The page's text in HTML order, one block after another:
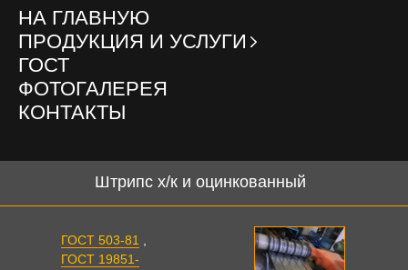
НА ГЛАВНУЮ
ПРОДУКЦИЯ И УСЛУГИ
ГОСТ
ФОТОГАЛЕРЕЯ
КОНТАКТЫ
Штрипс х/к и оцинкованный
ГОСТ 503-81
ГОСТ 19851-